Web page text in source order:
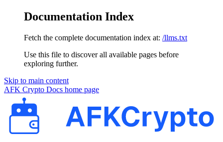
Documentation Index
Fetch the complete documentation index at: /llms.txt
Use this file to discover all available pages before
exploring further.
Skip to main content
AFK Crypto Docs home page